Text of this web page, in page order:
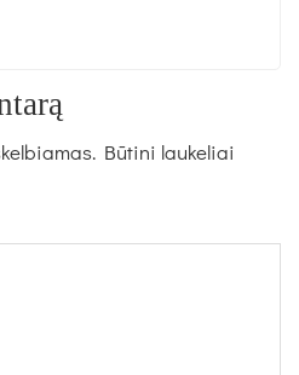
Būtini laukeliai